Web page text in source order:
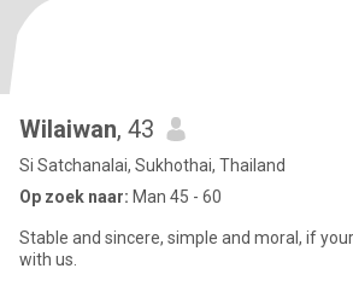
Wilaiwan, 43
Si Satchanalai, Sukhothai, Thailand
Op zoek naar: Man 45 - 60
Stable and sincere, simple and moral, if
with us.